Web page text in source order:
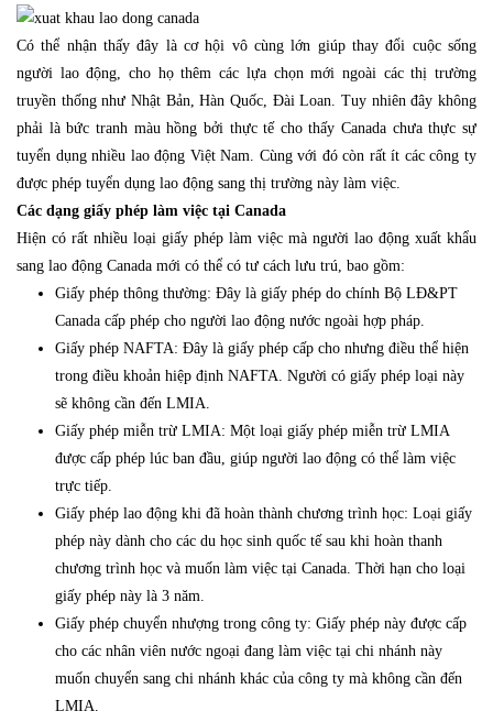
Có thể nhận thấy đây là cơ hội vô cùng lớn giúp thay đổi cuộc sống
người lao động, cho họ thêm các lựa chọn mới ngoài các thị trường
truyền thống như Nhật Bản, Hàn Quốc, Đài Loan. Tuy nhiên đây không
phải là bức tranh màu hồng bởi thực tế cho thấy Canada chưa thực sự
tuyển dụng nhiều lao động Việt Nam. Cùng với đó còn rất ít các công ty
được phép tuyển dụng lao động sang thị trường này làm việc.
Các dạng giấy phép làm việc tại Canada
Hiện có rất nhiều loại giấy phép làm việc mà người lao động xuất khẩu
sang lao động Canada mới có thể có tư cách lưu trú, bao gồm:
Giấy phép thông thường: Đây là giấy phép do chính Bộ LĐ&PT
Canada cấp phép cho người lao động nước ngoài hợp pháp.
Giấy phép NAFTA: Đây là giấy phép cấp cho nhưng điều thể hiện
trong điều khoản hiệp định NAFTA. Người có giấy phép loại này
sẽ không cần đến LMIA.
Giấy phép miễn trừ LMIA: Một loại giấy phép miễn trừ LMIA
được cấp phép lúc ban đầu, giúp người lao động có thể làm việc
trực tiếp.
Giấy phép lao động khi đã hoàn thành chương trình học: Loại giấy
phép này dành cho các du học sinh quốc tế sau khi hoàn thanh
chương trình học và muốn làm việc tại Canada. Thời hạn cho loại
giấy phép này là 3 năm.
Giấy phép chuyển nhượng trong công ty: Giấy phép này được cấp
cho các nhân viên nước ngoại đang làm việc tại chi nhánh này
muốn chuyển sang chi nhánh khác của công ty mà không cần đến
LMIA.